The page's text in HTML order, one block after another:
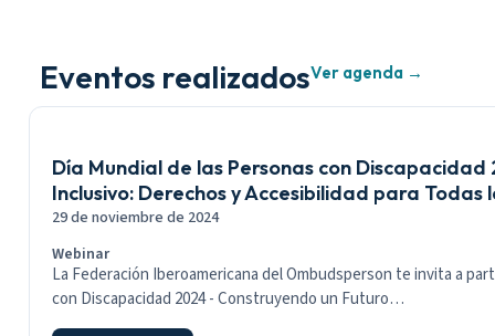
Eventos realizadosVer agenda →
Día Mundial de las Personas con
Inclusivo: Derechos y Accesibilidad para Todas
29 de noviembre de 2024
Webinar
La Federación Iberoamericana del Ombudsperson te invita a
con Discapacidad 2024 - Construyendo un Futuro…